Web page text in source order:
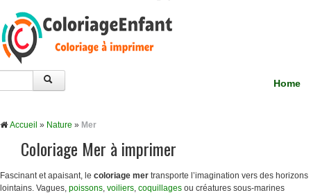
Home
Accueil » Nature » Mer
Coloriage Mer à imprimer
Fascinant et apaisant, le coloriage mer transporte l’imagination vers des horizons
lointains. Vagues, poissons, voiliers, coquillages ou créatures sous-marines